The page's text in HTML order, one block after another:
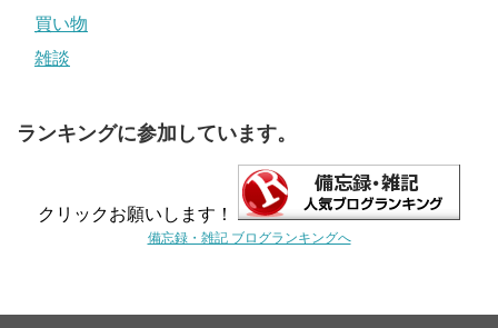
買い物
雑談
ランキングに参加しています。
クリックお願いします！
備忘録・雑記 ブログランキングへ